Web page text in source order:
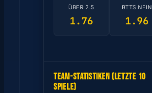
ÜBER 2.5
1.76
BTTS NEIN
1.96
TEAM-STATISTIKEN (LETZTE 10
SPIELE)